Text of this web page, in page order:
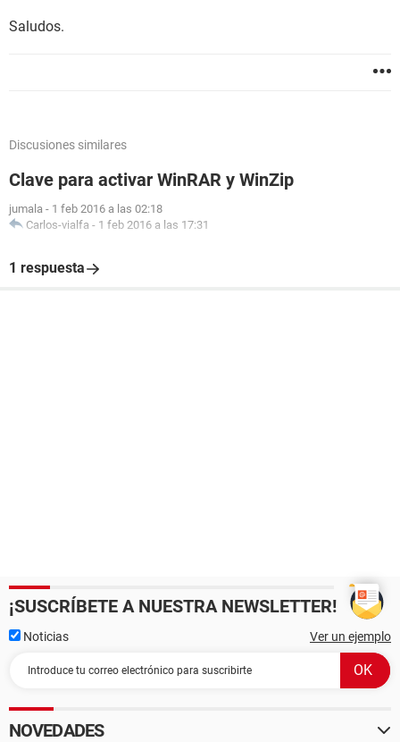
Saludos.
Discusiones similares
Clave para activar WinRAR y WinZip
jumala - 1 feb 2016 a las 02:18
Carlos-vialfa - 1 feb 2016 a las 17:31
1 respuesta
¡SUSCRÍBETE A NUESTRA NEWSLETTER!
Noticias Ver un ejemplo
NOVEDADES